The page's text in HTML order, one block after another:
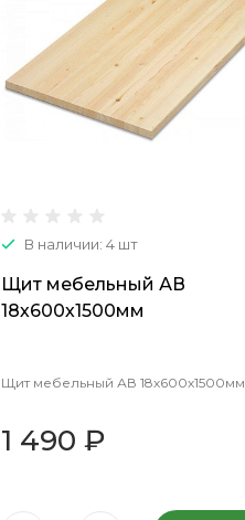
В наличии: 4 шт
Щит мебельный АВ
18х600х1500мм
Щит мебельный АВ 18х600х1500мм
1 490 ₽